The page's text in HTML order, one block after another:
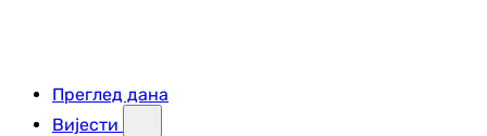
Преглед дана
Вијести